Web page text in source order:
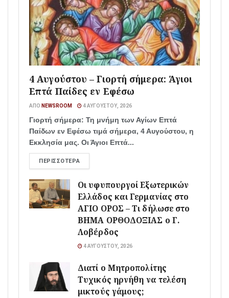
4 Αυγούστου – Γιορτή σήμερα: Άγιοι
Επτά Παίδες εν Εφέσω
ΑΠΌ NEWSROOM 4 ΑΥΓΟΎΣΤΟΥ, 2026
Γιορτή σήμερα: Τη μνήμη των Αγίων Επτά
Παίδων εν Εφέσω τιμά σήμερα, 4 Αυγούστου, η
Εκκλησία μας. Οι Άγιοι Επτά...
ΠΕΡΙΣΣΌΤΕΡΑ
Οι υφυπουργοί Εξωτερικών
Ελλάδος και Γερμανίας στο
ΑΓΙΟ ΟΡΟΣ – Τι δήλωσε στο
ΒΗΜΑ ΟΡΘΟΔΟΞΙΑΣ ο Γ.
Λοβέρδος
4 ΑΥΓΟΎΣΤΟΥ, 2026
Διατί ο Μητροπολίτης
Τυχικός ηρνήθη να τελέση
μικτούς γάμους;